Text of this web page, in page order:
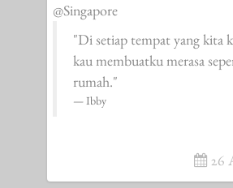
@Singapore
"Di setiap tempat yang kita
kau membuatku merasa
rumah."
Ibby
26